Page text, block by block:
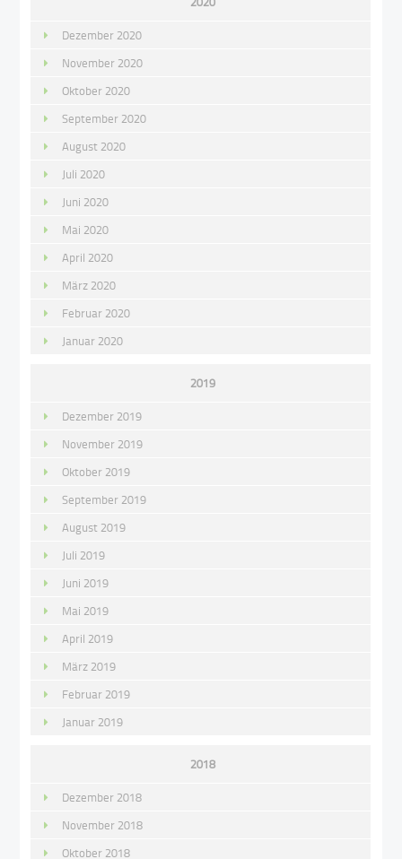
Dezember 2020
November 2020
Oktober 2020
September 2020
August 2020
Juli 2020
Juni 2020
Mai 2020
April 2020
März 2020
Februar 2020
Januar 2020
2019
Dezember 2019
November 2019
Oktober 2019
September 2019
August 2019
Juli 2019
Juni 2019
Mai 2019
April 2019
März 2019
Februar 2019
Januar 2019
2018
Dezember 2018
November 2018
Oktober 2018